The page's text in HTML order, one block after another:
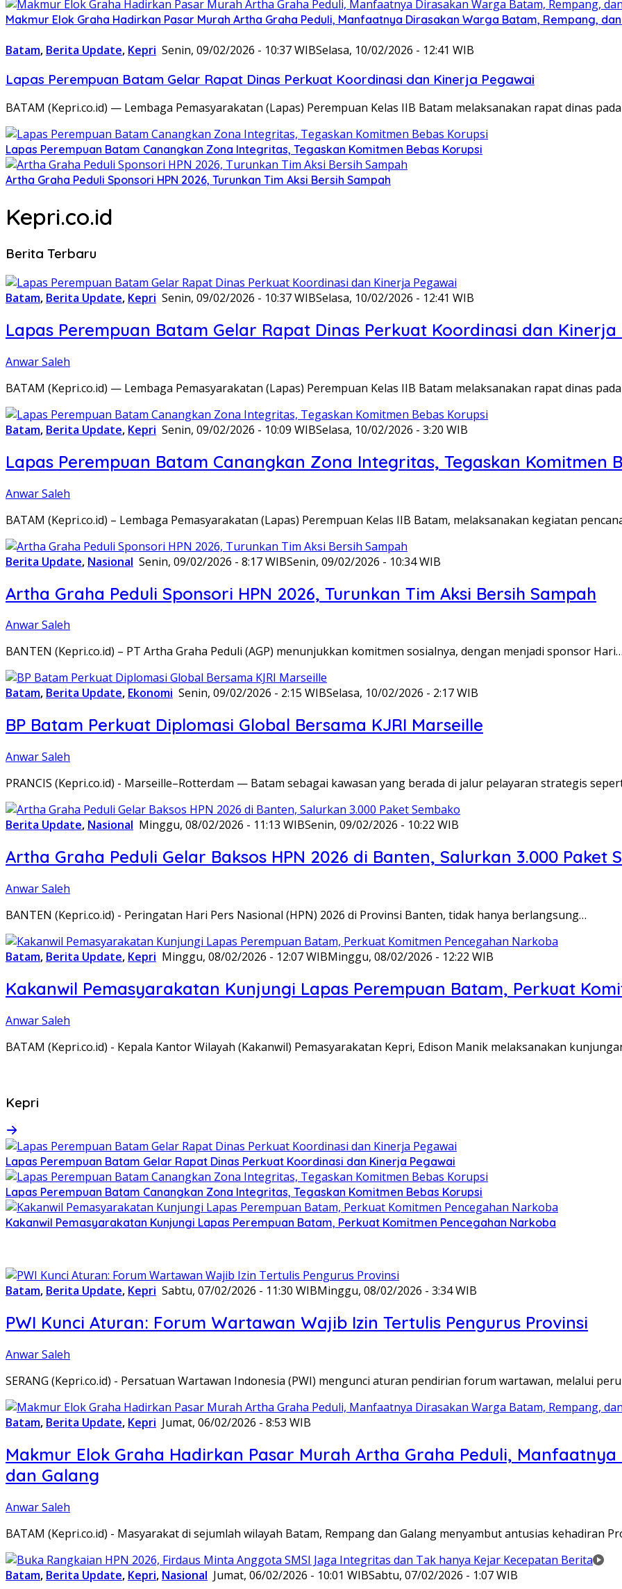
Makmur Elok Graha Hadirkan Pasar Murah Artha Graha Peduli, Manfaatnya Dirasakan Warga Batam, Rempang,
Batam, Berita Update, Kepri Senin, 09/02/2026 - 10:37 WIBSelasa, 10/02/2026 - 12:41 WIB
Lapas Perempuan Batam Gelar Rapat Dinas Perkuat Koordinasi dan Kinerja Pegawai
BATAM (Kepri.co.id) — Lembaga Pemasyarakatan (Lapas) Perempuan Kelas IIB Batam melaksanakan rapat dinas
Lapas Perempuan Batam Canangkan Zona Integritas, Tegaskan Komitmen Bebas Korupsi
Artha Graha Peduli Sponsori HPN 2026, Turunkan Tim Aksi Bersih Sampah
Kepri.co.id
Berita Terbaru
Batam, Berita Update, Kepri Senin, 09/02/2026 - 10:37 WIBSelasa, 10/02/2026 - 12:41 WIB
Lapas Perempuan Batam Gelar Rapat Dinas Perkuat Koordinasi dan Kinerja
Anwar Saleh
BATAM (Kepri.co.id) — Lembaga Pemasyarakatan (Lapas) Perempuan Kelas IIB Batam melaksanakan rapat dinas
Batam, Berita Update, Kepri Senin, 09/02/2026 - 10:09 WIBSelasa, 10/02/2026 - 3:20 WIB
Lapas Perempuan Batam Canangkan Zona Integritas, Tegaskan Komitmen
Anwar Saleh
BATAM (Kepri.co.id) – Lembaga Pemasyarakatan (Lapas) Perempuan Kelas IIB Batam, melaksanakan kegiatan
Berita Update, Nasional Senin, 09/02/2026 - 8:17 WIBSenin, 09/02/2026 - 10:34 WIB
Artha Graha Peduli Sponsori HPN 2026, Turunkan Tim Aksi Bersih Sampah
Anwar Saleh
BANTEN (Kepri.co.id) – PT Artha Graha Peduli (AGP) menunjukkan komitmen sosialnya, dengan menjadi sponsor Hari…
Batam, Berita Update, Ekonomi Senin, 09/02/2026 - 2:15 WIBSelasa, 10/02/2026 - 2:17 WIB
BP Batam Perkuat Diplomasi Global Bersama KJRI Marseille
Anwar Saleh
PRANCIS (Kepri.co.id) - Marseille–Rotterdam — Batam sebagai kawasan yang berada di jalur pelayaran strategis
Berita Update, Nasional Minggu, 08/02/2026 - 11:13 WIBSenin, 09/02/2026 - 10:22 WIB
Artha Graha Peduli Gelar Baksos HPN 2026 di Banten, Salurkan 3.000 Paket
Anwar Saleh
BANTEN (Kepri.co.id) - Peringatan Hari Pers Nasional (HPN) 2026 di Provinsi Banten, tidak hanya berlangsung…
Batam, Berita Update, Kepri Minggu, 08/02/2026 - 12:07 WIBMinggu, 08/02/2026 - 12:22 WIB
Kakanwil Pemasyarakatan Kunjungi Lapas Perempuan Batam, Perkuat
Anwar Saleh
BATAM (Kepri.co.id) - Kepala Kantor Wilayah (Kakanwil) Pemasyarakatan Kepri, Edison Manik melaksanakan
Kepri
Lapas Perempuan Batam Gelar Rapat Dinas Perkuat Koordinasi dan Kinerja Pegawai
Lapas Perempuan Batam Canangkan Zona Integritas, Tegaskan Komitmen Bebas Korupsi
Kakanwil Pemasyarakatan Kunjungi Lapas Perempuan Batam, Perkuat Komitmen Pencegahan Narkoba
Batam, Berita Update, Kepri Sabtu, 07/02/2026 - 11:30 WIBMinggu, 08/02/2026 - 3:34 WIB
PWI Kunci Aturan: Forum Wartawan Wajib Izin Tertulis Pengurus Provinsi
Anwar Saleh
SERANG (Kepri.co.id) - Persatuan Wartawan Indonesia (PWI) mengunci aturan pendirian forum wartawan, melalui
Batam, Berita Update, Kepri Jumat, 06/02/2026 - 8:53 WIB
Makmur Elok Graha Hadirkan Pasar Murah Artha Graha Peduli,
dan Galang
Anwar Saleh
BATAM (Kepri.co.id) - Masyarakat di sejumlah wilayah Batam, Rempang dan Galang menyambut antusias kehadiran
Batam, Berita Update, Kepri, Nasional Jumat, 06/02/2026 - 10:01 WIBSabtu, 07/02/2026 - 1:07 WIB